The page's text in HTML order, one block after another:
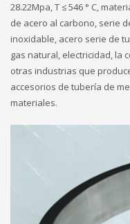
28.22Mpa, T ≤ 546 ° C,
de acero al carbono, serie
inoxidable, acero serie de
gas natural, electricidad, la
otras industrias que
accesorios de tubería de
materiales.